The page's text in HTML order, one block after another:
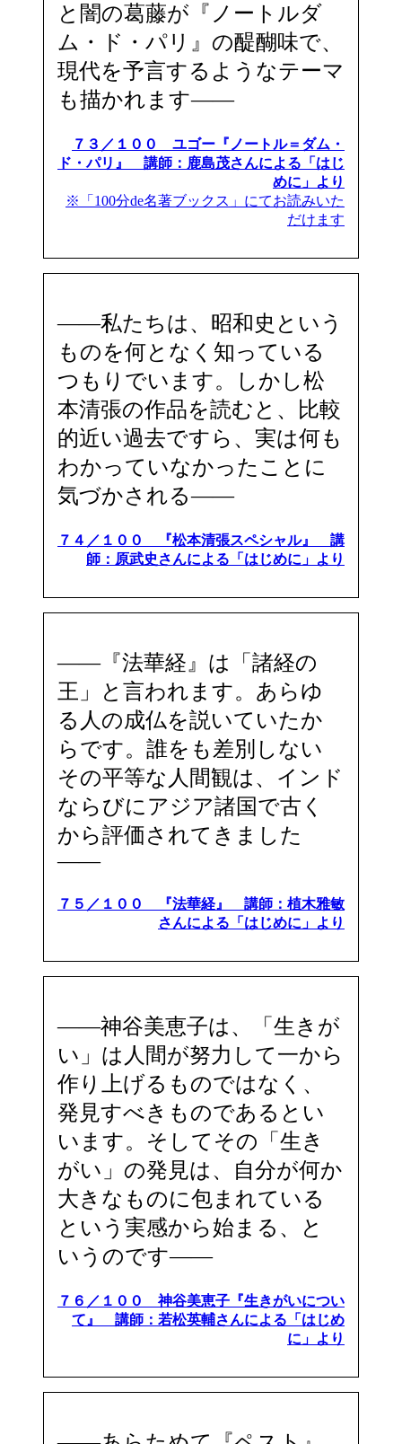
と闇の葛藤が『ノートルダ
ム・ド・パリ』の醍醐味で、
現代を予言するようなテーマ
も描かれます――
７３／１００ ユゴー『ノートル＝ダム・
ド・パリ』 講師：鹿島茂さんによる「はじ
めに」より
※「100分de名著ブックス」にてお読みいた
だけます
――私たちは、昭和史という
ものを何となく知っている
つもりでいます。しかし松
本清張の作品を読むと、比較
的近い過去ですら、実は何も
わかっていなかったことに
気づかされる――
７４／１００ 『松本清張スペシャル』 講
師：原武史さんによる「はじめに」より
――『法華経』は「諸経の
王」と言われます。あらゆ
る人の成仏を説いていたか
らです。誰をも差別しない
その平等な人間観は、インド
ならびにアジア諸国で古く
から評価されてきました
――
７５／１００ 『法華経』 講師：植木雅敏
さんによる「はじめに」より
――神谷美恵子は、「生きが
い」は人間が努力して一から
作り上げるものではなく、
発見すべきものであるとい
います。そしてその「生き
がい」の発見は、自分が何か
大きなものに包まれている
という実感から始まる、と
いうのです――
７６／１００ 神谷美恵子『生きがいについ
て』 講師：若松英輔さんによる「はじめ
に」より